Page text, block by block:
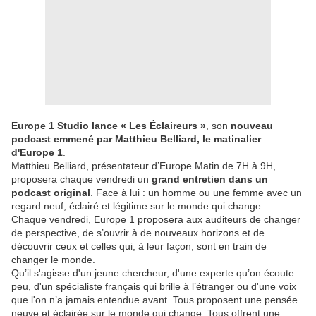
Europe 1 Studio lance « Les Éclaireurs » , son nouveau
podcast emmené par Matthieu Belliard, le matinalier
d'Europe 1
Matthieu Belliard, présentateur d’Europe Matin de 7H à 9H,
proposera chaque vendredi un grand entretien dans un
podcast original . Face à lui : un homme ou une femme avec un
regard neuf, éclairé et légitime sur le monde qui change.
Chaque vendredi, Europe 1 proposera aux auditeurs de changer
de perspective, de s’ouvrir à de nouveaux horizons et de
découvrir ceux et celles qui, à leur façon, sont en train de
changer le monde.
Qu’il s'agisse d'un jeune chercheur, d'une experte qu’on écoute
peu, d'un spécialiste français qui brille à l’étranger ou d'une voix
que l'on n’a jamais entendue avant. Tous proposent une pensée
neuve et éclairée sur le monde qui change. Tous offrent une